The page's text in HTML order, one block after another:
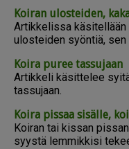
Koiran ulosteiden,
Artikkelissa
ulosteiden syöntiä, sen
Koira puree tassujaan
Artikkeli käsittelee
tassujaan.
Koira pissaa sisälle,
Koiran tai kissan
syystä lemmikkisi